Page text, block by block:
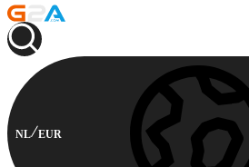
NL EUR